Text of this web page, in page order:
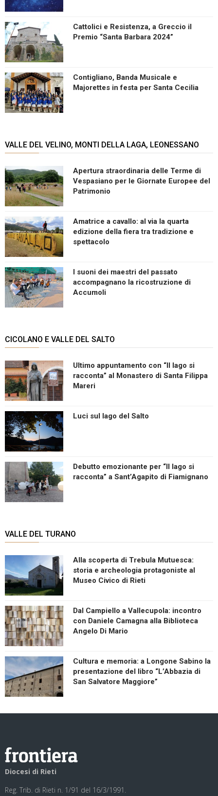
Cattolici e Resistenza, a Greccio il
Premio “Santa Barbara 2024”
Contigliano, Banda Musicale e
Majorettes in festa per Santa Cecilia
VALLE DEL VELINO, MONTI DELLA LAGA, LEONESSANO
Apertura straordinaria delle Terme di
Vespasiano per le Giornate Europee del
Patrimonio
Amatrice a cavallo: al via la quarta
edizione della fiera tra tradizione e
spettacolo
I suoni dei maestri del passato
accompagnano la ricostruzione di
Accumoli
CICOLANO E VALLE DEL SALTO
Ultimo appuntamento con “Il lago si
racconta” al Monastero di Santa Filippa
Mareri
Luci sul lago del Salto
Debutto emozionante per “Il lago si
racconta” a Sant’Agapito di Fiamignano
VALLE DEL TURANO
Alla scoperta di Trebula Mutuesca:
storia e archeologia protagoniste al
Museo Civico di Rieti
Dal Campiello a Vallecupola: incontro
con Daniele Camagna alla Biblioteca
Angelo Di Mario
Cultura e memoria: a Longone Sabino la
presentazione del libro “L’Abbazia di
San Salvatore Maggiore”
Diocesi di Rieti
Reg. Trib. di Rieti n. 1/91 del 16/3/1991.